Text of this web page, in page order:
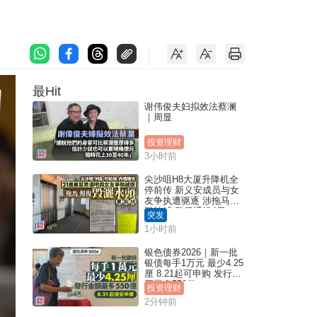
最Hit
谢伟俊夫妇拟效法蔡澜
｜周显
投资理财
3小时前
尖沙咀H8大厦升降机全
停前传 新义安成员与女
友争执遭驱逐 涉拖马刑
毁被捕 警另通缉4男
突发
1小时前
银色债券2026｜新一批
银债每手1万元 最少4.25
厘 8.21起可申购 发行金
额最多550亿
投资理财
2分钟前